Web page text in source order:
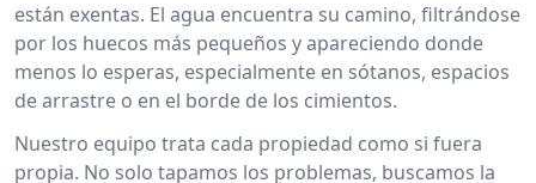
están exentas. El agua encuentra su camino, filtrándose
por los huecos más pequeños y apareciendo donde
menos lo esperas, especialmente en sótanos, espacios
de arrastre o en el borde de los cimientos.
Nuestro equipo trata cada propiedad como si fuera
propia. No solo tapamos los problemas, buscamos la